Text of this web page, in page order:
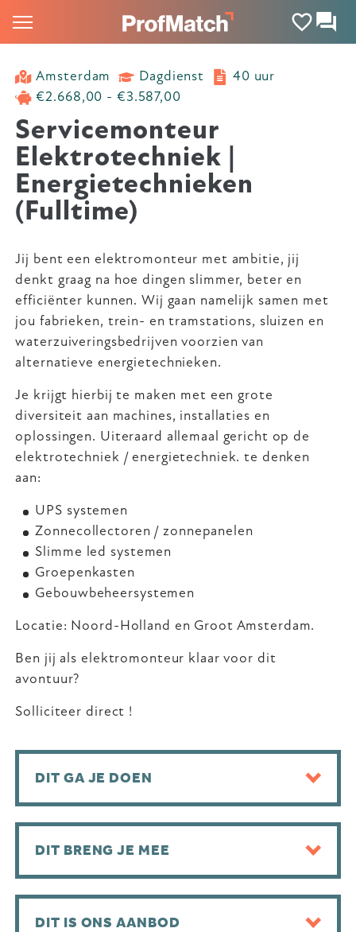
Amsterdam Dagdienst
40 uur
€2.668,00 - €3.587,00
Servicemonteur
Elektrotechniek |
Energietechnieken
(Fulltime)
Jij bent een elektromonteur met ambitie, jij
denkt graag na hoe dingen slimmer, beter en
efficiënter kunnen. Wij gaan namelijk samen met
jou fabrieken, trein- en tramstations, sluizen en
waterzuiveringsbedrijven voorzien van
alternatieve energietechnieken.
Je krijgt hierbij te maken met een grote
diversiteit aan machines, installaties en
oplossingen. Uiteraard allemaal gericht op de
elektrotechniek / energietechniek. te denken
aan:
UPS systemen
Zonnecollectoren / zonnepanelen
Slimme led systemen
Groepenkasten
Gebouwbeheersystemen
Locatie: Noord-Holland en Groot Amsterdam.
Ben jij als elektromonteur klaar voor dit
avontuur?
Solliciteer direct !
DIT GA JE DOEN
DIT BRENG JE MEE
DIT IS ONS AANBOD